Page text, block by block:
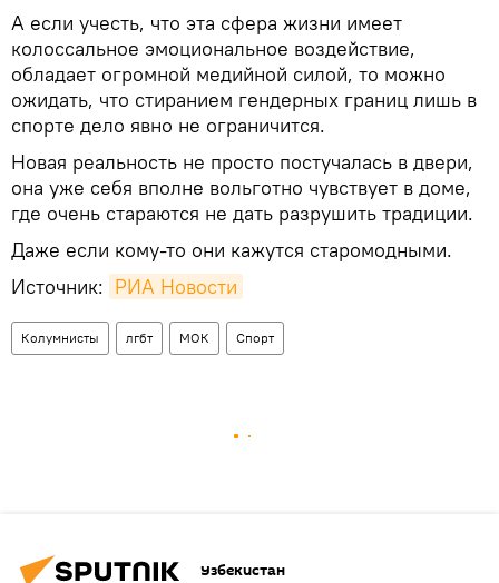
А если учесть, что эта сфера жизни имеет
колоссальное эмоциональное воздействие,
обладает огромной медийной силой, то можно
ожидать, что стиранием гендерных границ лишь в
спорте дело явно не ограничится.
Новая реальность не просто постучалась в двери,
она уже себя вполне вольготно чувствует в доме,
где очень стараются не дать разрушить традиции.
Даже если кому-то они кажутся старомодными.
Источник: РИА Новости
Колумнисты лгбт МОК Спорт
Узбекистан